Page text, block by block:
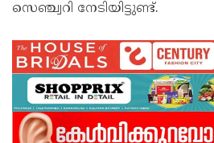
സെഞ്ച്വറി നേടിയിട്ടുണ്ട്.